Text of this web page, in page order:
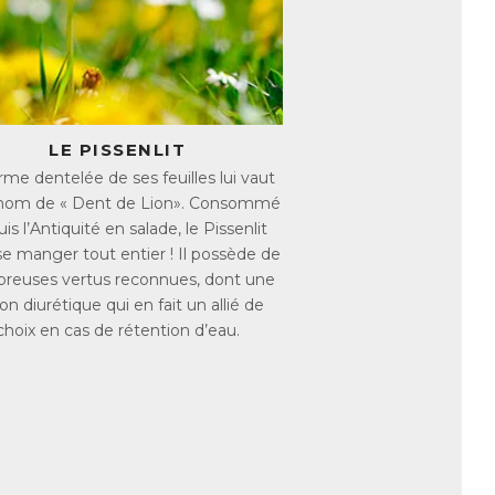
d’en consommer de grandes
scientifiques ont montré que
les triglycérides et le mauvais
de surpoids. Du fait de sa richesse
idéal pour lutter contre la rétention
urinaire, et dont l’action
LE PISSENLIT
dentelée de ses feuilles lui vaut
de « Dent de Lion». Consommé
l’Antiquité en salade, le Pissenlit
manger tout entier ! Il possède de
vertus reconnues, dont une
diurétique qui en fait un allié de
en cas de rétention d’eau.